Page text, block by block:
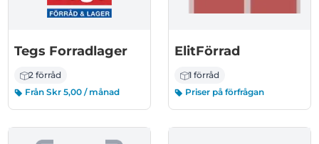
Tegs Forradlager
2 förråd
Från Skr 5,00 / månad
ElitFörrad
1 förråd
Priser på förfrågan